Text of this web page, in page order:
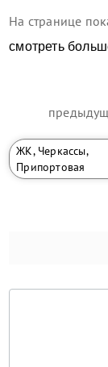
На странице
смотреть
ЖК, Черкассы,
Припортовая